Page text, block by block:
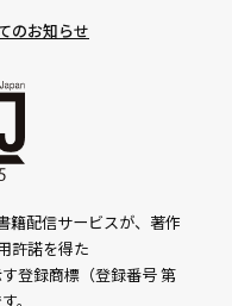
のお知らせ
籍配信サービスが、著作
許諾を得た
登録商標（登録番号 第
。